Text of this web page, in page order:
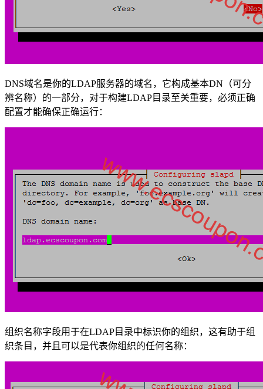
DNS域名是你的LDAP服务器的域名，它构成基本DN（可分
辨名称）的一部分，对于构建LDAP目录至关重要，必须正确
配置才能确保正确运行：
组织名称字段用于在LDAP目录中标识你的组织，这有助于组
织条目，并且可以是代表你组织的任何名称：